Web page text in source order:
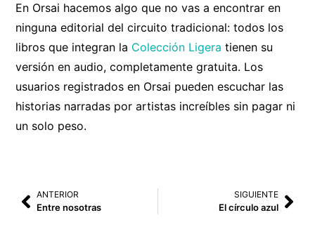
En Orsai hacemos algo que no vas a encontrar en
ninguna editorial del circuito tradicional: todos los
libros que integran la Colección Ligera tienen su
versión en audio, completamente gratuita. Los
usuarios registrados en Orsai pueden escuchar las
historias narradas por artistas increíbles sin pagar ni
un solo peso.
ANTERIOR
Entre nosotras
SIGUIENTE
El círculo azul